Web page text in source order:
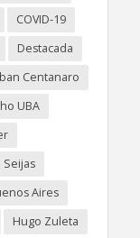
COVID-19
Destacada
Centanaro
UBA
Seijas
Aires
Hugo Zuleta